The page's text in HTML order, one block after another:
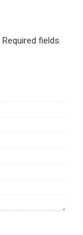
Required fields